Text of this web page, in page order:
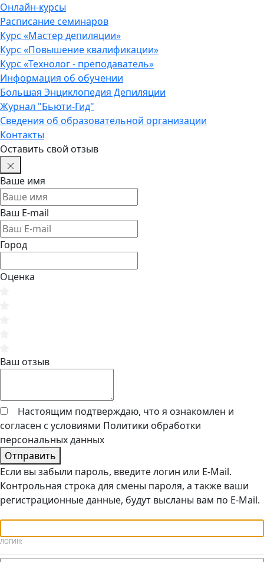
Онлайн-курсы
Расписание семинаров
Курс «Мастер депиляции»
Курс «Повышение квалификации»
Курс «Технолог - преподаватель»
Информация об обучении
Большая Энциклопедия Депиляции
Журнал "Бьюти-Гид"
Сведения об образовательной организации
Контакты
Оставить свой отзыв
Ваше имя
Ваш E-mail
Город
Оценка
Ваш отзыв
Настоящим подтверждаю, что я ознакомлен и
согласен с условиями Политики обработки
персональных данных
Отправить
Если вы забыли пароль, введите логин или E-Mail.
Контрольная строка для смены пароля, а также ваши
регистрационные данные, будут высланы вам по E-Mail.
ЛОГИН: